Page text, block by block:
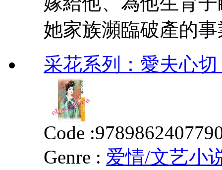
她家族瀕臨破產的事
采花系列：愛夫心
Code :
Genre : 爱情/文艺小